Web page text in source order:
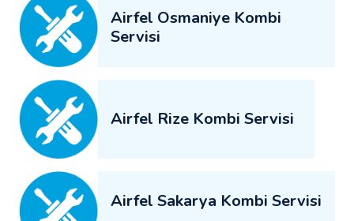
Airfel Osmaniye Kombi
Servisi
Airfel Rize Kombi Servisi
Airfel Sakarya Kombi Servisi